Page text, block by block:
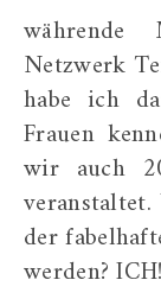
währende
Netzwerk
habe ich
Frauen
wir auch
der
werden?